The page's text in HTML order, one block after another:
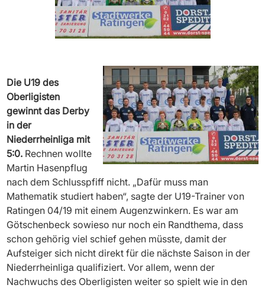
Die U19 des
Oberligisten
gewinnt das Derby
in der
Niederrheinliga mit
5:0. Rechnen wollte
Martin Hasenpflug
nach dem Schlusspfiff nicht. „Dafür muss man
Mathematik studiert haben“, sagte der U19-Trainer von
Ratingen 04/19 mit einem Augenzwinkern. Es war am
Götschenbeck sowieso nur noch ein Randthema, dass
schon gehörig viel schief gehen müsste, damit der
Aufsteiger sich nicht direkt für die nächste Saison in der
Niederrheinliga qualifiziert. Vor allem, wenn der
Nachwuchs des Oberligisten weiter so spielt wie in den